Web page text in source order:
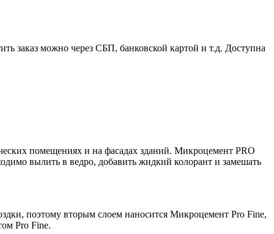
заказ можно через СБП, банковской картой и т.д. Доступна
помещениях и на фасадах зданий. Микроцемент PRO
вылить в ведро, добавить жидкий колорант и замешать
поэтому вторым слоем наносится Микроцемент Pro Fine,
Pro Fine.